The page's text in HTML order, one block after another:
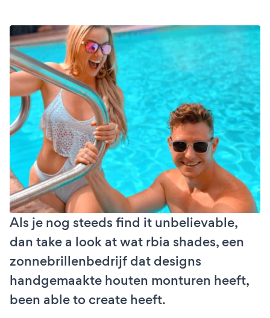
Als je nog steeds find it unbelievable,
dan take a look at wat rbia shades, een
zonnebrillenbedrijf dat designs
handgemaakte houten monturen heeft,
been able to create heeft.